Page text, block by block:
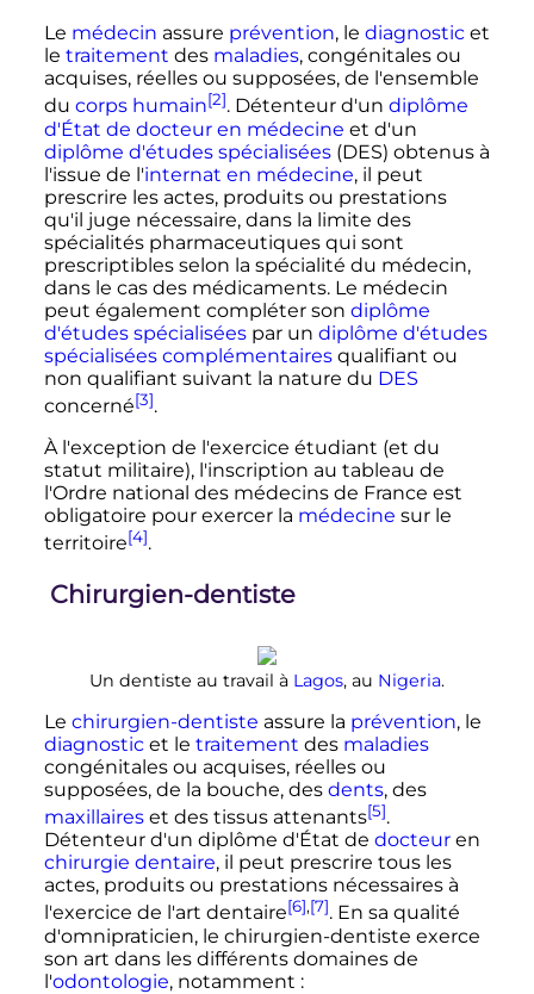
Le médecin assure prévention, le diagnosticet
le traitement des maladies, congénitales ou
acquises, réelles ou supposées, de l'ensemble
du corps humain[2]. Détenteur d'un diplôme
d'État de docteur en médecine et d'un
diplôme d'études spécialisées(DES) obtenus à
l'issue de l'internat en médecine, il peut
prescrire les actes, produits ou prestations
qu'il juge nécessaire, dans la limite des
spécialités pharmaceutiques qui sont
prescriptibles selon la spécialité du médecin,
dans le cas des médicaments. Le médecin
peut également compléter son diplôme
d'études spécialiséespar un diplôme d'études
spécialisées complémentairesqualifiant ou
non qualifiant suivant la nature du DES
concerné[3].
À l'exception de l'exercice étudiant (et du
statut militaire), l'inscription au tableau de
l'Ordre national des médecins de France est
obligatoire pour exercer la médecine sur le
territoire[4].
Chirurgien-dentiste
Un dentiste au travail à Lagos, au Nigeria.
Le chirurgien-dentiste assure la prévention, le
diagnosticet le traitement des maladies
congénitales ou acquises, réelles ou
supposées, de la bouche, des dents, des
maxillaireset des tissus attenants[5].
Détenteur d'un diplôme d'État de docteuren
chirurgie dentaire, il peut prescrire tous les
actes, produits ou prestations nécessaires à
l'exercice de l'art dentaire[6],[7]. En sa qualité
d'omnipraticien, le chirurgien-dentiste exerce
son art dans les différents domaines de
l'odontologie, notamment :